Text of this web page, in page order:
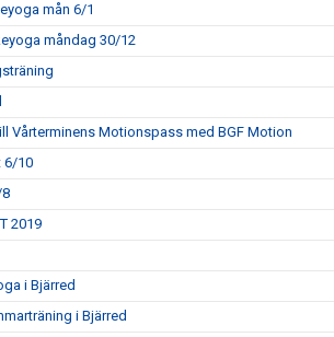
mån 6/1
måndag 30/12
Vårterminens Motionspass med BGF Motion
6/10
2019
i Bjärred
i Bjärred